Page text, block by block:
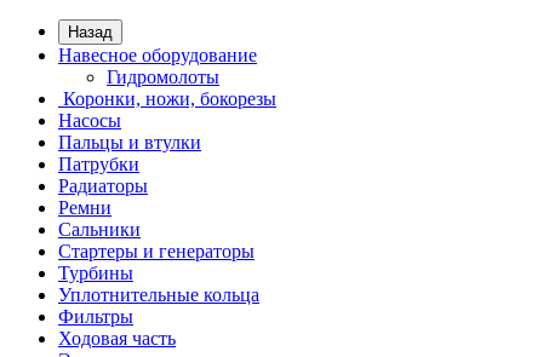
Назад
Навесное оборудование
Гидромолоты
Коронки, ножи, бокорезы
Насосы
Пальцы и втулки
Патрубки
Радиаторы
Ремни
Сальники
Стартеры и генераторы
Турбины
Уплотнительные кольца
Фильтры
Ходовая часть